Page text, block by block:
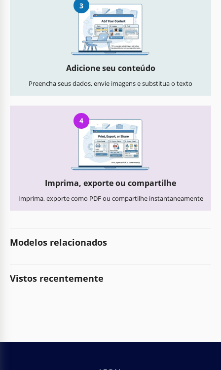
3
Adicione seu conteúdo
Preencha seus dados, envie imagens e substitua o texto
4
Imprima, exporte ou compartilhe
Imprima, exporte como PDF ou compartilhe instantaneamente
Modelos relacionados
Vistos recentemente